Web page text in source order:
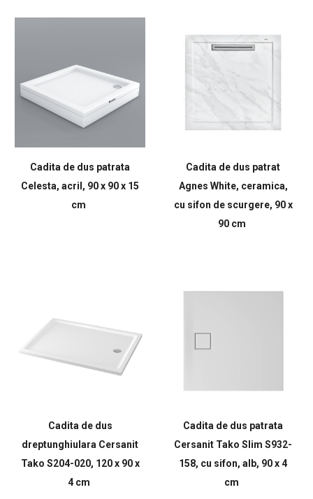
Cadita de dus patrata
Celesta, acril, 90 x 90 x 15
cm
Cadita de dus patrat
Agnes White, ceramica,
cu sifon de scurgere, 90 x
90 cm
Cadita de dus
dreptunghiulara Cersanit
Tako S204-020, 120 x 90 x
4 cm
Cadita de dus patrata
Cersanit Tako Slim S932-
158, cu sifon, alb, 90 x 4
cm